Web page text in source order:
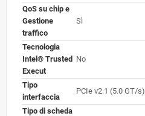
QoS su chip e
Gestione
traffico
Sì
Tecnologia
Intel® Trusted
Execut
No
Tipo
interfaccia
PCIe v2.1 (5.0 GT/s)
Tipo di scheda